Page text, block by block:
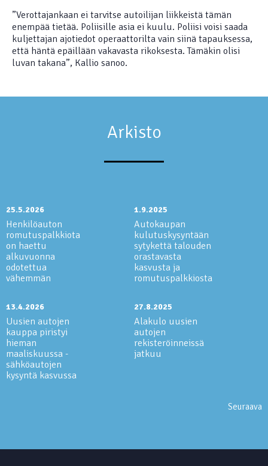
”Verottajankaan ei tarvitse autoilijan liikkeistä tämän
enempää tietää. Poliisille asia ei kuulu. Poliisi voisi saada
kuljettajan ajotiedot operaattorilta vain siinä tapauksessa,
että häntä epäillään vakavasta rikoksesta. Tämäkin olisi
luvan takana”, Kallio sanoo.
Arkisto
25.5.2026
Henkilöauton
romutuspalkkiota
on haettu
alkuvuonna
odotettua
vähemmän
13.4.2026
Uusien autojen
kauppa piristyi
hieman
maaliskuussa -
sähköautojen
kysyntä kasvussa
1.9.2025
Autokaupan
kulutuskysyntään
sytykettä talouden
orastavasta
kasvusta ja
romutuspalkkiosta
27.8.2025
Alakulo uusien
autojen
rekisteröinneissä
jatkuu
Seuraava